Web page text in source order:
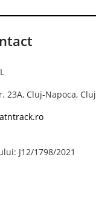
23A, Cluj-Napoca, Cluj
J12/1798/2021